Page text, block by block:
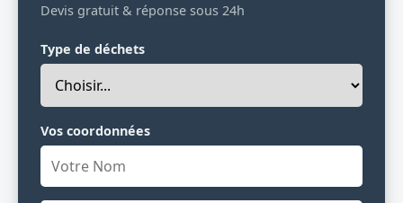
Devis gratuit & réponse sous 24h
Type de déchets
Vos coordonnées